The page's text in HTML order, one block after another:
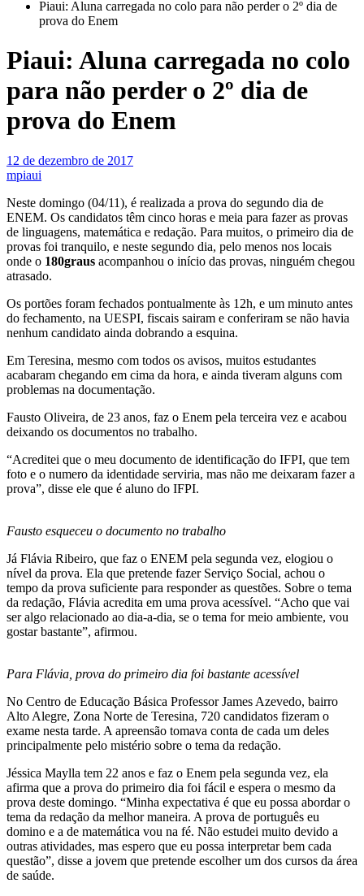
Piaui: Aluna carregada no colo para não perder o 2º dia de
prova do Enem
Piaui: Aluna carregada no colo
para não perder o 2º dia de
prova do Enem
12 de dezembro de 2017
mpiaui
Neste domingo (04/11), é realizada a prova do segundo dia de
ENEM. Os candidatos têm cinco horas e meia para fazer as provas
de linguagens, matemática e redação. Para muitos, o primeiro dia de
provas foi tranquilo, e neste segundo dia, pelo menos nos locais
onde o 180graus acompanhou o início das provas, ninguém chegou
atrasado.
Os portões foram fechados pontualmente às 12h, e um minuto antes
do fechamento, na UESPI, fiscais sairam e conferiram se não havia
nenhum candidato ainda dobrando a esquina.
Em Teresina, mesmo com todos os avisos, muitos estudantes
acabaram chegando em cima da hora, e ainda tiveram alguns com
problemas na documentação.
Fausto Oliveira, de 23 anos, faz o Enem pela terceira vez e acabou
deixando os documentos no trabalho.
“Acreditei que o meu documento de identificação do IFPI, que tem
foto e o numero da identidade serviria, mas não me deixaram fazer a
prova”, disse ele que é aluno do IFPI.
Fausto esqueceu o documento no trabalho
Já Flávia Ribeiro, que faz o ENEM pela segunda vez, elogiou o
nível da prova. Ela que pretende fazer Serviço Social, achou o
tempo da prova suficiente para responder as questões. Sobre o tema
da redação, Flávia acredita em uma prova acessível. “Acho que vai
ser algo relacionado ao dia-a-dia, se o tema for meio ambiente, vou
gostar bastante”, afirmou.
Para Flávia, prova do primeiro dia foi bastante acessível
No Centro de Educação Básica Professor James Azevedo, bairro
Alto Alegre, Zona Norte de Teresina, 720 candidatos fizeram o
exame nesta tarde. A apreensão tomava conta de cada um deles
principalmente pelo mistério sobre o tema da redação.
Jéssica Maylla tem 22 anos e faz o Enem pela segunda vez, ela
afirma que a prova do primeiro dia foi fácil e espera o mesmo da
prova deste domingo. “Minha expectativa é que eu possa abordar o
tema da redação da melhor maneira. A prova de português eu
domino e a de matemática vou na fé. Não estudei muito devido a
outras atividades, mas espero que eu possa interpretar bem cada
questão”, disse a jovem que pretende escolher um dos cursos da área
de saúde.